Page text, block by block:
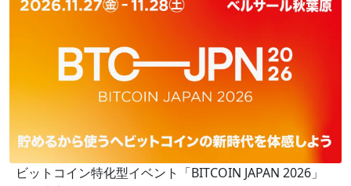
ビットコイン特化型イベント「BITCOIN JAPAN 2026」